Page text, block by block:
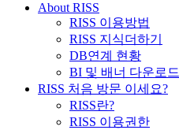
About RISS
RISS 이용방법
RISS 지식더하기
DB연계 현황
BI 및 배너 다운로드
RISS 처음 방문 이세요?
RISS란?
RISS 이용권한